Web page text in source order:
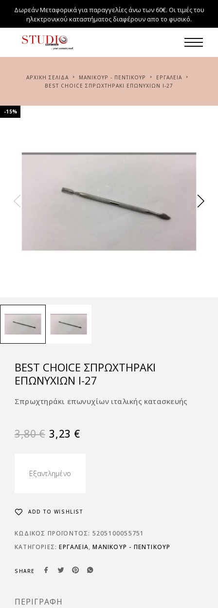
Δωρεάν Μεταφορικά για παραγγελίες άνω των 60€. Οι τιμές του
ηλεκτρονικού καταστήματος διαφέρουν απο το φυσικό.
ΑΡΧΙΚΉ ΣΕΛΊΔΑ ΜΑΝΙΚΟΥΡ - ΠΕΝΤΙΚΟΥΡ
ΕΡΓΑΛΕΙΑ
BEST CHOICE ΣΠΡΩΧΤΗΡΆΚΙ ΕΠΩΝΥΧΊΩΝ Ι-27
-15%
BEST CHOICE ΣΠΡΩΧΤΗΡΆΚΙ
ΕΠΩΝΥΧΊΩΝ Ι-27
Σπρωχτηράκι επωνυχίων ιταλικής κατασκευής
3,80€ 3,23 €
Εξαντλημένο
ADD TO WISHLIST
ΚΩΔΙΚΌΣ ΠΡΟΪΌΝΤΟΣ: 5205100055751
ΚΑΤΗΓΟΡΊΕΣ:ΕΡΓΑΛΕΙΑ,ΜΑΝΙΚΟΥΡ - ΠΕΝΤΙΚΟΥΡ
SHARE
ΠΕΡΙΓΡΑΦΉ